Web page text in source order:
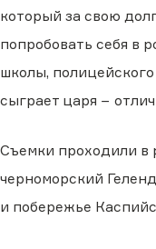
который за свою
попробовать себя в
школы,
сыграет царя −
Съемки проходили в
черноморский
и побережье